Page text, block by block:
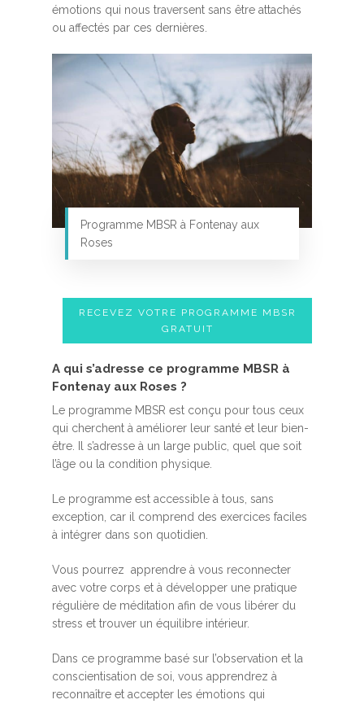
émotions qui nous traversent sans être attachés
ou affectés par ces dernières.
Programme MBSR à Fontenay aux
Roses
RECEVEZ VOTRE PROGRAMME MBSR
GRATUIT
A qui s’adresse ce programme MBSR à
Fontenay aux Roses ?
Le programme MBSR est conçu pour tous ceux
qui cherchent à améliorer leur santé et leur bien-
être. Il s’adresse à un large public, quel que soit
l’âge ou la condition physique.
Le programme est accessible à tous, sans
exception, car il comprend des exercices faciles
à intégrer dans son quotidien.
Vous pourrez apprendre à vous reconnecter
avec votre corps et à développer une pratique
régulière de méditation afin de vous libérer du
stress et trouver un équilibre intérieur.
Dans ce programme basé sur l’observation et la
conscientisation de soi, vous apprendrez à
reconnaître et accepter les émotions qui